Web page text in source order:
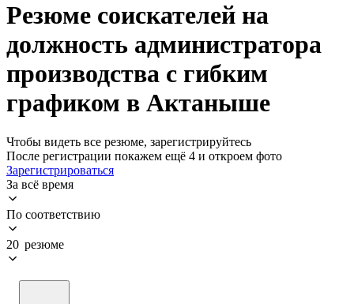
Резюме соискателей на
должность администратора
производства с гибким
графиком в Актаныше
Чтобы видеть все резюме, зарегистрируйтесь
После регистрации покажем ещё 4 и откроем фото
Зарегистрироваться
За всё время
По соответствию
20 резюме